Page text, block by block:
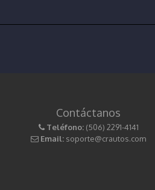
Contáctanos
Teléfono: (506) 2291-4141
Email: soporte@crautos.com